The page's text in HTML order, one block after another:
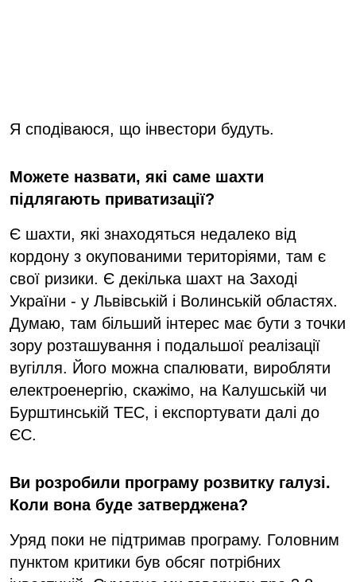
Я сподіваюся, що інвестори будуть.
Можете назвати, які саме шахти
підлягають приватизації?
Є шахти, які знаходяться недалеко від
кордону з окупованими територіями, там є
свої ризики. Є декілька шахт на Заході
України - у Львівській і Волинській областях.
Думаю, там більший інтерес має бути з точки
зору розташування і подальшої реалізації
вугілля. Його можна спалювати, виробляти
електроенергію, скажімо, на Калушській чи
Бурштинській ТЕС, і експортувати далі до
ЄС.
Ви розробили програму розвитку галузі.
Коли вона буде затверджена?
Уряд поки не підтримав програму. Головним
пунктом критики був обсяг потрібних